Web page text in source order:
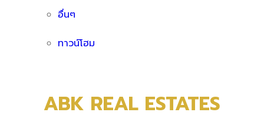
อื่นๆ
ทาวน์โฮม
ABK REAL ESTATES